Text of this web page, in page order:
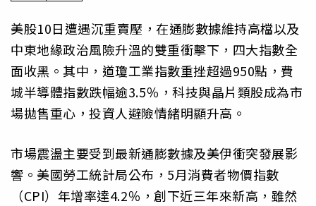
美股10日遭遇沉重賣壓，在通膨數據維持高檔以及
中東地緣政治風險升溫的雙重衝擊下，四大指數全
面收黑。其中，道瓊工業指數重挫超過950點，費
城半導體指數跌幅逾3.5％，科技與晶片類股成為市
場拋售重心，投資人避險情緒明顯升高。
市場震盪主要受到最新通膨數據及美伊衝突發展影
響。美國勞工統計局公布，5月消費者物價指數
（CPI）年增率達4.2％，創下近三年來新高，雖然